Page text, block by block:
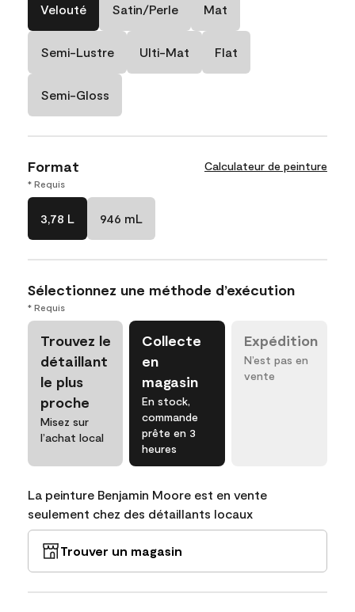
Velouté Satin/Perle Mat
Semi-Lustre Ulti-Mat Flat
Semi-Gloss
Format Calculateur de peinture
* Requis
3,78 L 946 mL
Sélectionnez une méthode d’exécution
* Requis
Trouvez le
détaillant
le plus
proche
Misez sur
l’achat local
Collecte
en
magasin
En stock,
commande
prête en 3
heures
Expédition
N’est pas en
vente
La peinture Benjamin Moore est en vente
seulement chez des détaillants locaux
Trouver un magasin